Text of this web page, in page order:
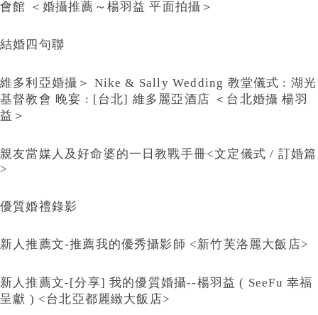
會館 ＜婚攝推薦～楊羽益 平面拍攝＞
結婚四句聯
維多利亞婚攝＞ Nike & Sally Wedding 教堂儀式 : 湖光
基督教會 晚宴 : [台北] 維多麗亞酒店 ＜台北婚攝 楊羽
益＞
親友當媒人及好命婆的一日教戰手冊<文定儀式 / 訂婚篇
>
優質婚禮錄影
新人推薦文-推薦我的優秀攝影師 <新竹芙洛麗大飯店>
新人推薦文-[分享] 我的優質婚攝--楊羽益 ( SeeFu 幸福
呈獻 ) <台北亞都麗緻大飯店>